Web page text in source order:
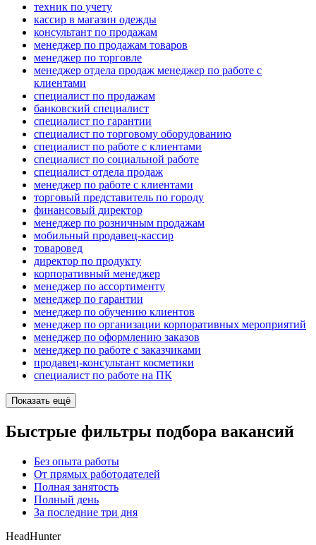
техник по учету
кассир в магазин одежды
консультант по продажам
менеджер по продажам товаров
менеджер по торговле
менеджер отдела продаж менеджер по работе с
клиентами
специалист по продажам
банковский специалист
специалист по гарантии
специалист по торговому оборудованию
специалист по работе с клиентами
специалист по социальной работе
специалист отдела продаж
менеджер по работе с клиентами
торговый представитель по городу
финансовый директор
менеджер по розничным продажам
мобильный продавец-кассир
товаровед
директор по продукту
корпоративный менеджер
менеджер по ассортименту
менеджер по гарантии
менеджер по обучению клиентов
менеджер по организации корпоративных мероприятий
менеджер по оформлению заказов
менеджер по работе с заказчиками
продавец-консультант косметики
специалист по работе на ПК
Показать ещё
Быстрые фильтры подбора вакансий
Без опыта работы
От прямых работодателей
Полная занятость
Полный день
За последние три дня
HeadHunter